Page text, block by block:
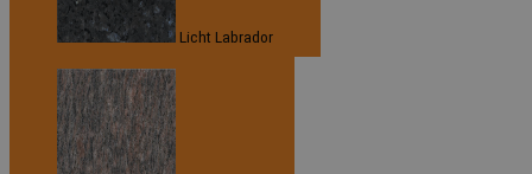
Licht Labrador